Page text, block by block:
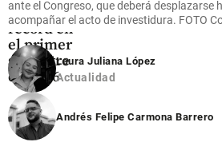
utilidades
récord en
el primer
semestre
de 2026
share
ante el Congreso, que deberá desplazarse
acompañar el acto de investidura. FOTO
Laura Juliana López
Actualidad
Andrés Felipe Carmona Barrero